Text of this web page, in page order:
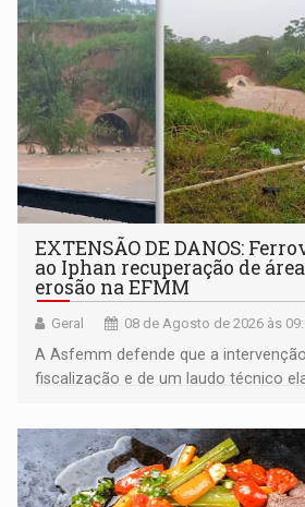
EXTENSÃO DE DANOS:
ao Iphan recuperação de
erosão na EFMM
Geral 08 de Agosto de 2026 às
A Asfemm defende que a
fiscalização e de um laudo técnico